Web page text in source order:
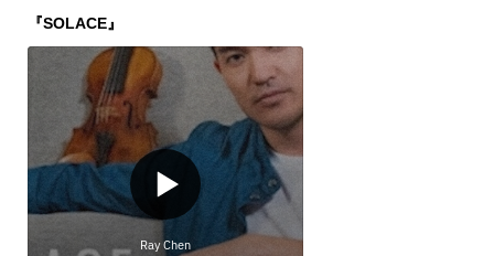
『SOLACE』